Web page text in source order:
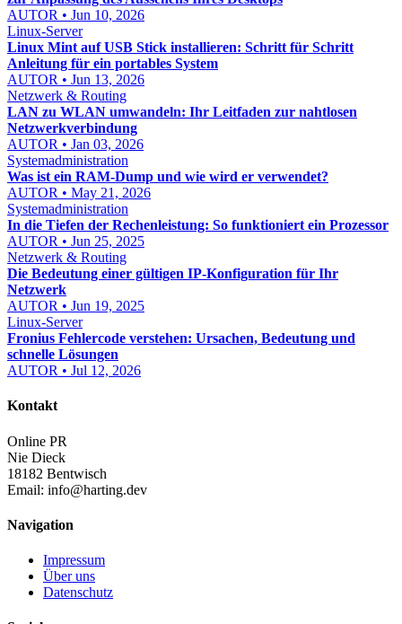
AUTOR • Jun 10, 2026
Linux-Server
Linux Mint auf USB Stick installieren: Schritt für Schritt
Anleitung für ein portables System
AUTOR • Jun 13, 2026
Netzwerk & Routing
LAN zu WLAN umwandeln: Ihr Leitfaden zur nahtlosen
Netzwerkverbindung
AUTOR • Jan 03, 2026
Systemadministration
Was ist ein RAM-Dump und wie wird er verwendet?
AUTOR • May 21, 2026
Systemadministration
In die Tiefen der Rechenleistung: So funktioniert ein Prozessor
AUTOR • Jun 25, 2025
Netzwerk & Routing
Die Bedeutung einer gültigen IP-Konfiguration für Ihr
Netzwerk
AUTOR • Jun 19, 2025
Linux-Server
Fronius Fehlercode verstehen: Ursachen, Bedeutung und
schnelle Lösungen
AUTOR • Jul 12, 2026
Kontakt
Online PR
Nie Dieck
18182 Bentwisch
Email: info@harting.dev
Navigation
Impressum
Über uns
Datenschutz